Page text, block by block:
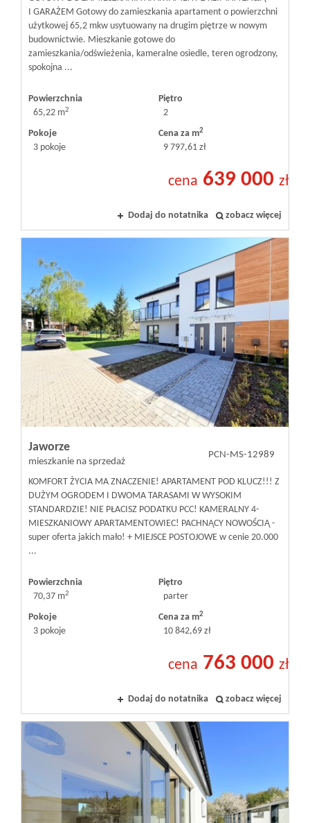
I GARAŻEM Gotowy do zamieszkania apartament o powierzchni
użytkowej 65,2 mkw usytuowany na drugim piętrze w nowym
budownictwie. Mieszkanie gotowe do
zamieszkania/odświeżenia, kameralne osiedle, teren ogrodzony,
spokojna ...
Powierzchnia
65,22 m2
Piętro
2
Pokoje
3 pokoje
Cena za m2
9 797,61 zł
cena 639 000 zł
Dodaj do notatnika zobacz więcej
Jaworze
mieszkanie na sprzedaż
PCN-MS-12989
KOMFORT ŻYCIA MA ZNACZENIE! APARTAMENT POD KLUCZ!!! Z
DUŻYM OGRODEM I DWOMA TARASAMI W WYSOKIM
STANDARDZIE! NIE PŁACISZ PODATKU PCC! KAMERALNY 4-
MIESZKANIOWY APARTAMENTOWIEC! PACHNĄCY NOWOŚCIĄ -
super oferta jakich mało! + MIEJSCE POSTOJOWE w cenie 20.000
...
Powierzchnia
70,37 m2
Piętro
parter
Pokoje
3 pokoje
Cena za m2
10 842,69 zł
cena 763 000 zł
Dodaj do notatnika zobacz więcej